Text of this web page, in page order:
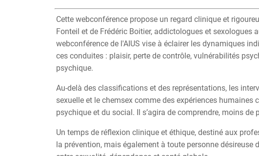
Cette webconférence propose un regard clinique et
Fonteil et de Frédéric Boitier, addictologues et sexologues
webconférence de l'AIUS vise à éclairer les dynamiques
ces conduites : plaisir, perte de contrôle, vulnérabilités
psychique.
Au-delà des classifications et des représentations, les
sexuelle et le chemsex comme des expériences humaines
psychique et du social. Il s’agira de comprendre, moins de
Un temps de réflexion clinique et éthique, destiné aux
la prévention, mais également à toute personne désireuse